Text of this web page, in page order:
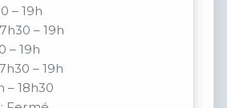
– 19h
– 19h
– 19h
– 19h
– 18h30